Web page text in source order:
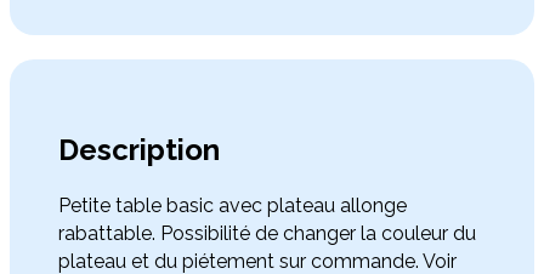
Description
Petite table basic avec plateau allonge
rabattable. Possibilité de changer la couleur du
plateau et du piétement sur commande. Voir